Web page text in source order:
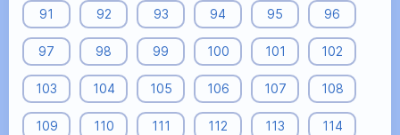
91 92 93 94 95 96
97 98 99 100 101 102
103 104 105 106 107 108
109 110 111 112 113 114